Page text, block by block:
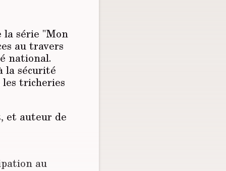
la série "Mon
au travers
national.
la sécurité
tricheries
et auteur de
au